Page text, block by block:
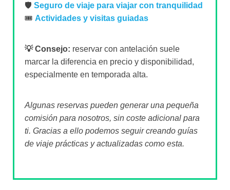
🛡️ Seguro de viaje para viajar con tranquilidad
🎟️ Actividades y visitas guiadas
💡 Consejo: reservar con antelación suele
marcar la diferencia en precio y disponibilidad,
especialmente en temporada alta.
Algunas reservas pueden generar una pequeña
comisión para nosotros, sin coste adicional para
ti. Gracias a ello podemos seguir creando guías
de viaje prácticas y actualizadas como esta.